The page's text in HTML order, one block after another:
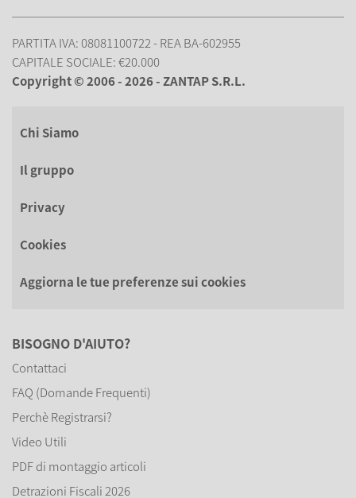
PARTITA IVA: 08081100722 - REA BA-602955
CAPITALE SOCIALE: €20.000
Copyright © 2006 - 2026 - ZANTAP S.R.L.
Chi Siamo
Il gruppo
Privacy
Cookies
Aggiorna le tue preferenze sui cookies
BISOGNO D'AIUTO?
Contattaci
FAQ (Domande Frequenti)
Perchè Registrarsi?
Video Utili
PDF di montaggio articoli
Detrazioni Fiscali 2026